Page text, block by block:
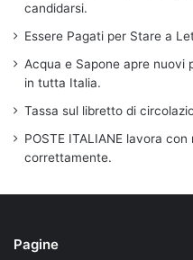
candidarsi.
Essere Pagati per Stare a
Acqua e Sapone apre nuovi
in tutta Italia.
Tassa sul libretto di
POSTE ITALIANE lavora
correttamente.
Pagine